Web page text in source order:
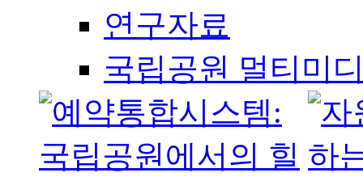
연구자료
국립공원 멀티미